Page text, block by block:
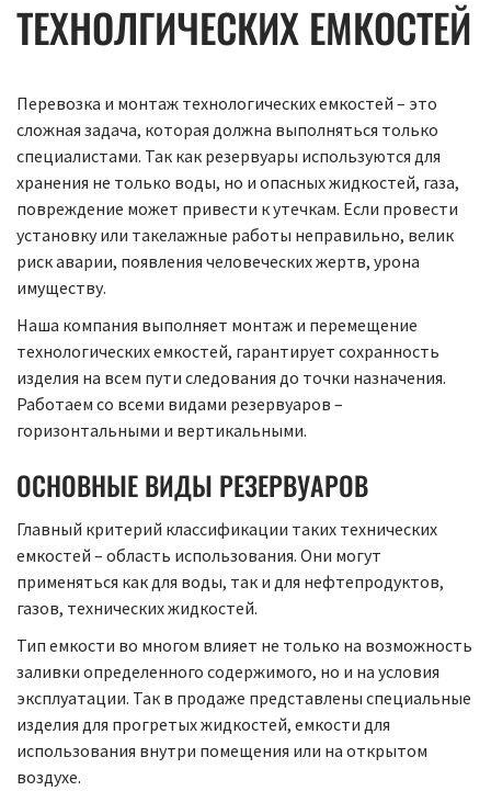
ТЕХНОЛГИЧЕСКИХ ЕМКОСТЕЙ
Перевозка и монтаж технологических емкостей – это
сложная задача, которая должна выполняться только
специалистами. Так как резервуары используются для
хранения не только воды, но и опасных жидкостей, газа,
повреждение может привести к утечкам. Если провести
установку или такелажные работы неправильно, велик
риск аварии, появления человеческих жертв, урона
имуществу.
Наша компания выполняет монтаж и перемещение
технологических емкостей, гарантирует сохранность
изделия на всем пути следования до точки назначения.
Работаем со всеми видами резервуаров –
горизонтальными и вертикальными.
ОСНОВНЫЕ ВИДЫ РЕЗЕРВУАРОВ
Главный критерий классификации таких технических
емкостей – область использования. Они могут
применяться как для воды, так и для нефтепродуктов,
газов, технических жидкостей.
Тип емкости во многом влияет не только на возможность
заливки определенного содержимого, но и на условия
эксплуатации. Так в продаже представлены специальные
изделия для прогретых жидкостей, емкости для
использования внутри помещения или на открытом
воздухе.